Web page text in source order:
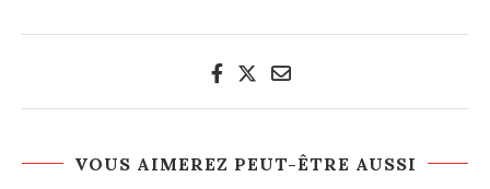
VOUS AIMEREZ PEUT-ÊTRE AUSSI